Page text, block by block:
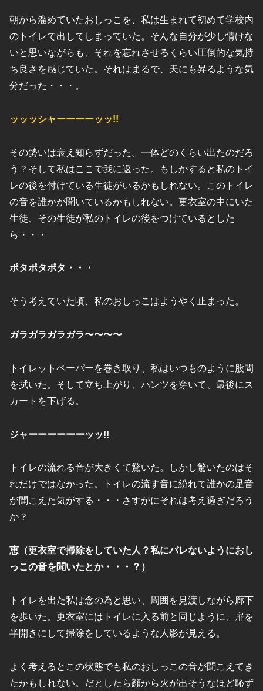
朝から溜めていたおしっこを、私は生まれて初めて学校内
のトイレで出してしまっていた。そんな自分が少し情けな
いと思いながらも、それを忘れさせるくらい圧倒的な気持
ち良さを感じていた。それはまるで、天にも昇るような気
分だった・・・。
ッッッシャーーーーッッ!!
その勢いは衰え知らずだった。一体どのくらい出たのだろ
う？そして私はここで我に返った。もしかすると私のトイ
レの後を付けている生徒がいるかもしれない。このトイレ
の音を誰かが聞いているかもしれない。更衣室の中にいた
生徒、その生徒が私のトイレの後をつけているとした
ら・・・
ポタポタポタ・・・
そう考えていた頃、私のおしっこはようやく止まった。
ガラガラガラガラ〜〜〜〜
トイレットペーパーを巻き取り、私はいつものように股間
を拭いた。そして立ち上がり、パンツを穿いて、最後にス
カートを下げる。
ジャーーーーーーッッ!!
トイレの流れる音が大きくて驚いた。しかし驚いたのはそ
れだけではなかった。トイレの流す音に紛れて誰かの足音
が聞こえた気がする・・・さすがにそれは考え過ぎだろう
か？
恵（更衣室で掃除をしていた人？私にバレないようにおし
っこの音を聞いたとか・・・？）
トイレを出た私は念の為と思い、周囲を見渡しながら廊下
を歩いた。更衣室にはトイレに入る前と同じように、扉を
半開きにして掃除をしているような人影が見える。
よく考えるとこの状態でも私のおしっこの音が聞こえてき
たかもしれない。だとしたら顔から火が出そうなほど恥ず